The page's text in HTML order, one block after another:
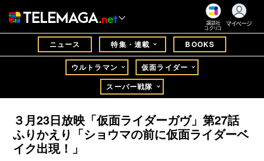
講談社
コクリコ
マイページ
ニュース 特集・連載 BOOKS
ウルトラマン
仮面ライダー
スーパー戦隊
３月23日放映「仮面ライダーガヴ」第27話
ふりかえり「ショウマの前に仮面ライダーベ
イク出現！」